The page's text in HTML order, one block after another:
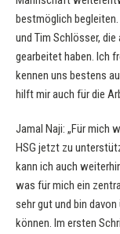
bestmöglich
und Tim Schlösser,
gearbeitet haben. Ich
kennen uns bestens
hilft mir auch für die
Jamal Naji: „Für mich
HSG jetzt zu
kann ich auch
was für mich ein
sehr gut und bin
können. Im ersten